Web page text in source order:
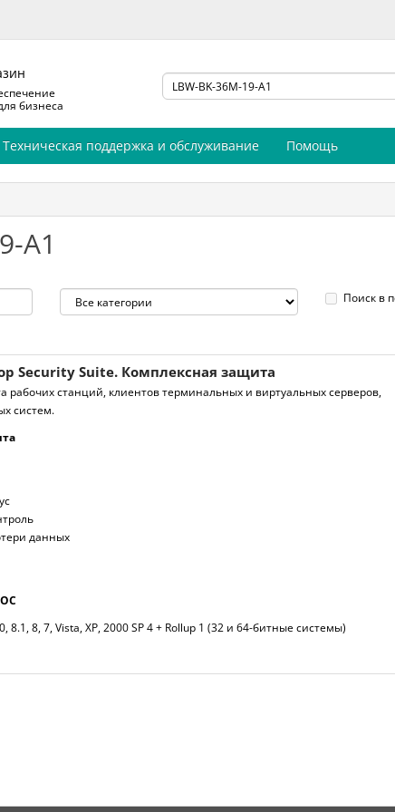
бизнеса
Техническая поддержка и обслуживание Помощь
A1
Поиск в
Security Suite. Комплексная защита
рабочих станций, клиентов терминальных и виртуальных серверов,
систем.
данных
8.1, 8, 7, Vista, XP, 2000 SP 4 + Rollup 1 (32 и 64-битные системы)